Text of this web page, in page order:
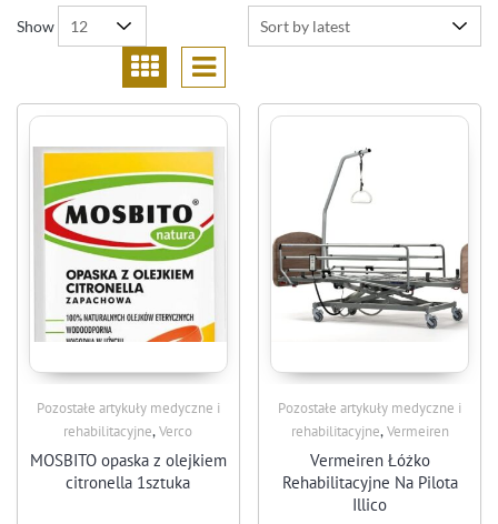
Show
Pozostałe artykuły medyczne i
rehabilitacyjne,Verco
MOSBITO opaska z olejkiem
citronella 1sztuka
Pozostałe artykuły medyczne i
rehabilitacyjne,Vermeiren
Vermeiren Łóżko
Rehabilitacyjne Na Pilota
Illico